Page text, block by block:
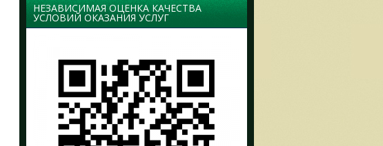
НЕЗАВИСИМАЯ ОЦЕНКА КАЧЕСТВА
УСЛОВИЙ ОКАЗАНИЯ УСЛУГ